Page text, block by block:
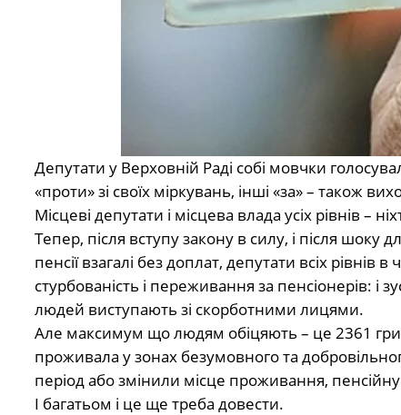
Депутати у Верховній Раді собі мовчки
«проти» зі своїх міркувань, інші «за» – також
Місцеві депутати і місцева влада усіх рівнів –
Тепер, після вступу закону в силу, і після шоку
пенсії взагалі без доплат, депутати всіх
стурбованість і переживання за пенсіонерів: і
людей виступають зі скорботними лицями.
Але максимум що людям обіцяють – це 2361
проживала у зонах безумовного та
період або змінили місце проживання,
І багатьом і це ще треба довести.